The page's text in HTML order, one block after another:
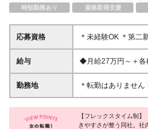
時短勤務あり
資格取得支援
応募資格
＊未経験OK ＊第二
学歴不問 ◆基本的な
ができる方 ＼こんな方にピッタリです!／ ★上場企業
イフバランスを重
力ができればOK（
が好きな方 契約の更新 有（契約期間満了時に判断）
※基本的に3ヶ月毎
給与
◆月給27万円～＋各
を十分に考慮し決
間はありません ★頑張りはしっかりと評価され、昇
勤務地
＊転勤はありません！
木本社】 東京都港
ランドタワー39F (変更の範囲)上記を除く当社関連勤
務地
【フレックスタイム制
きやすさが整う同社。